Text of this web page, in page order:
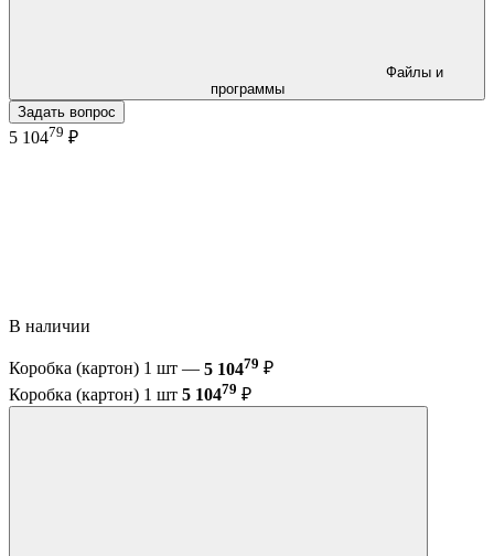
программы
Задать вопрос
5 10479 ₽
В наличии
Коробка (картон) 1 шт — 5 10479 ₽
Коробка (картон) 1 шт 5 10479 ₽